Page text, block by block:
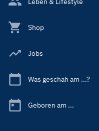
Shop
Jobs
Was geschah am ...?
Geboren am ...